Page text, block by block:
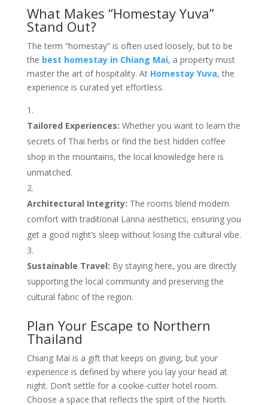
What Makes “Homestay Yuva”
Stand Out?
The term “homestay” is often used loosely, but to be
the best homestay in Chiang Mai, a property must
master the art of hospitality. At Homestay Yuva, the
experience is curated yet effortless.
Tailored Experiences: Whether you want to learn the
secrets of Thai herbs or find the best hidden coffee
shop in the mountains, the local knowledge here is
unmatched.
Architectural Integrity: The rooms blend modern
comfort with traditional Lanna aesthetics, ensuring you
get a good night’s sleep without losing the cultural vibe.
Sustainable Travel: By staying here, you are directly
supporting the local community and preserving the
cultural fabric of the region.
Plan Your Escape to Northern
Thailand
Chiang Mai is a gift that keeps on giving, but your
experience is defined by where you lay your head at
night. Don’t settle for a cookie-cutter hotel room.
Choose a space that reflects the spirit of the North.